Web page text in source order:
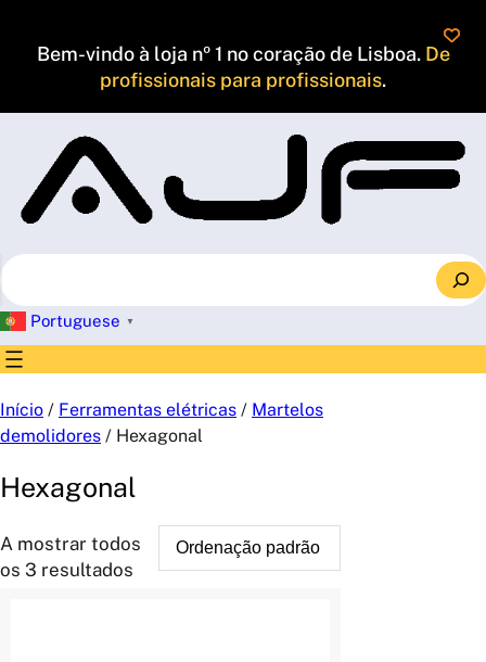
Bem-vindo à loja nº 1 no coração de Lisboa. De
profissionais para profissionais.
S
e
a
r
c
Portuguese ▼
Início / Ferramentas elétricas / Martelos
demolidores / Hexagonal
Hexagonal
A mostrar todos
os 3 resultados